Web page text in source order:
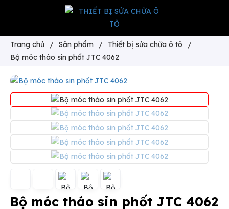
Trang chủ / Sản phẩm / Thiết bị sửa chữa ô tô
/
Bộ móc tháo sin phốt JTC 4062
Bộ móc tháo sin phốt JTC 4062